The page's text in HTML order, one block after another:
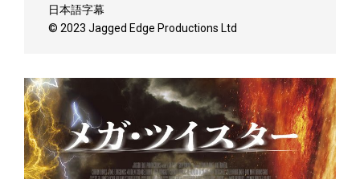
日本語字幕
© 2023 Jagged Edge Productions Ltd